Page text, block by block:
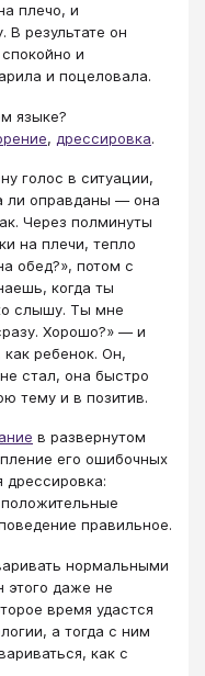
плечо, и
В результате он
и
и поцеловала.
языке?
, дрессировка.
голос в ситуации,
ли оправданы — она
Через полминуты
на плечи, тепло
обед?», потом с
когда ты
слышу. Ты мне
Хорошо?» — и
ребенок. Он,
стал, она быстро
тему и в позитив.
в развернутом
его ошибочных
дрессировка:
правильное.
нормальными
этого даже не
время удастся
а тогда с ним
как с